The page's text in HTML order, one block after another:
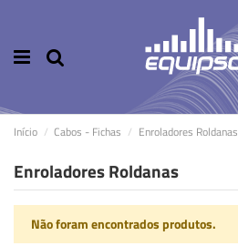
Início Cabos - Fichas Enroladores Roldanas
Enroladores Roldanas
Não foram encontrados produtos.